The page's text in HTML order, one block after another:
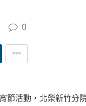
0
節活動，北榮新竹分